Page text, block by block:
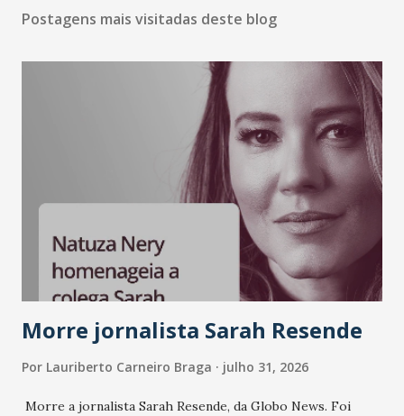
de negócios do Nordeste, reunindo profissionais de marcas
LinkedIn, VISA, Grupo 3corações, TikTok e M. Dias Branco.
A nova edição chega em um momento em que autenticidade
e consistência ganham peso nas conversas sobre marca,
liderança e estratégia. - Vivemos um momento em que todo
mundo fala muito e poucos entregam de verdade. O NM2B
sempre existiu para dar palco a quem constrói com
consistência, e nesta edição isso fica ainda mais claro.
Vamos reforçar que ser genuíno sustenta a confiança entre
marcas, pessoas e mercado", afirma Tamires So...
Postagens mais visitadas deste blog
Morre jornalista Sarah Resende
Por Lauriberto Carneiro Braga julho 31, 2026
Morre a jornalista Sarah Resende, da Globo News. Foi